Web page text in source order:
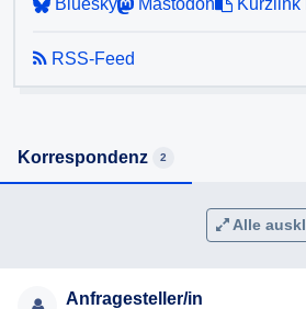
Bluesky
Mastodon Kurzlink
RSS-Feed
Korrespondenz 2
Alle
Anfragesteller/in